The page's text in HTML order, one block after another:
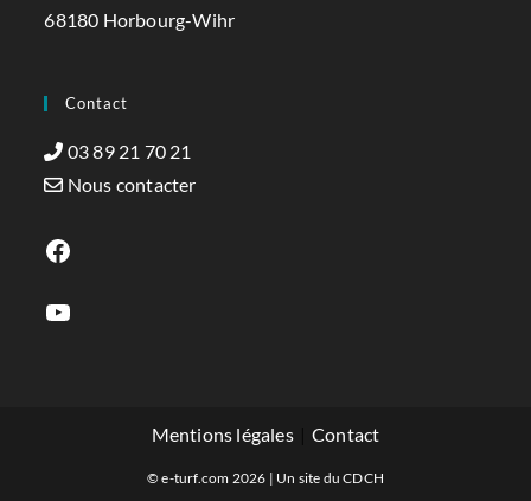
68180 Horbourg-Wihr
Contact
03 89 21 70 21
Nous contacter
Mentions légales Contact
© e-turf.com 2026 | Un site duCDCH